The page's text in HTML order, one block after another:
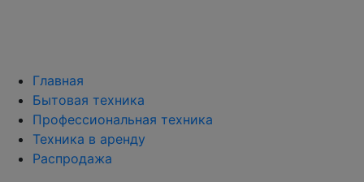
Главная
Бытовая техника
Профессиональная техника
Техника в аренду
Распродажа